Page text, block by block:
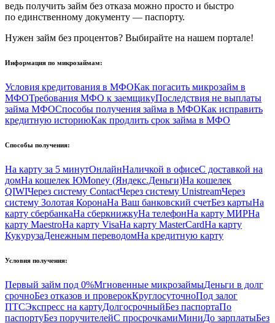
ведь получить займ без отказа можно просто и быстро
по единственному документу — паспорту.
Нужен займ без процентов? Выбирайте на нашем портале!
Информация по микрозаймам:
Условия кредитования в МФОКак погасить микрозайм в
МФОТребования МФО к заемщикуПоследствия не выплаты
займа МФОСпособы получения займа в МФОКак исправить
кредитную историюКак продлить срок займа в МФО
Способы получения:
На карту за 5 минутОнлайнНаличкой в офисеС доставкой на
домНа кошелек ЮMoney (Яндекс.Деньги)На кошелек
QIWIЧерез систему ContactЧерез систему UnistreamЧерез
систему Золотая КоронаНа Ваш банковский счетБез картыНа
карту сбербанкаНа сберкнижкуНа телефонНа карту МИРНа
карту MaestroНа карту VisaНа карту MasterCardНа карту
КукурузаДенежным переводомНа кредитную карту
Условия получения:
Первый займ под 0%Мгновенные микрозаймыДеньги в долг
срочноБез отказов и проверокКруглосуточноПод залог
ПТСЭкспресс на картуДолгосрочныйБез паспортаПо
паспортуБез поручителейС просрочкамиМиниДо зарплатыБез